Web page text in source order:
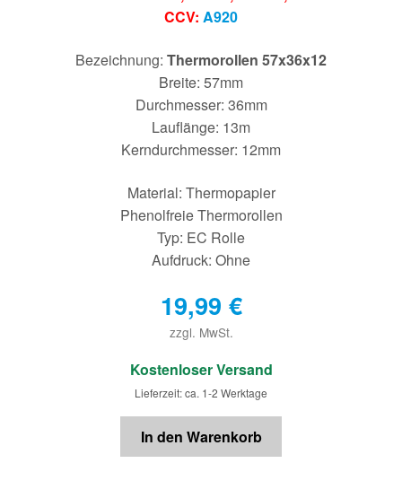
CCV: A920
Bezeichnung: Thermorollen 57x36x12
Breite: 57mm
Durchmesser: 36mm
Lauflänge: 13m
Kerndurchmesser: 12mm
Material: Thermopapier
Phenolfreie Thermorollen
Typ: EC Rolle
Aufdruck: Ohne
19,99 €
zzgl. MwSt.
€
Kostenloser Versand
Lieferzeit: ca. 1-2 Werktage
In den Warenkorb